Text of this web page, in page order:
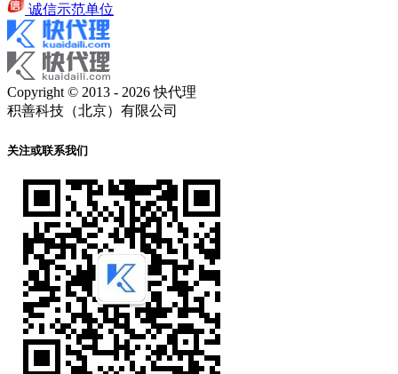
诚信示范单位
Copyright © 2013 - 2026 快代理
积善科技（北京）有限公司
关注或联系我们